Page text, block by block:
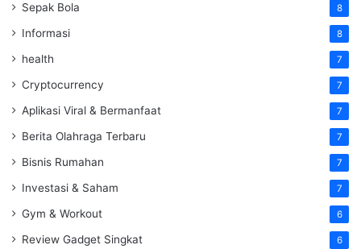
Sepak Bola 8
Informasi 8
health 7
Cryptocurrency 7
Aplikasi Viral & Bermanfaat 7
Berita Olahraga Terbaru 7
Bisnis Rumahan 7
Investasi & Saham 7
Gym & Workout 6
Review Gadget Singkat 6